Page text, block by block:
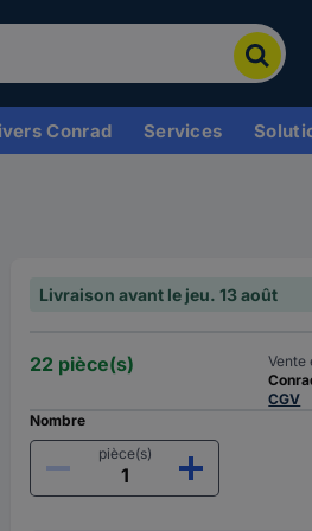
Conrad Services
Livraison avant le jeu. 13 août
22 pièce(s)
Vente
CGV
Nombre
pièce(s)